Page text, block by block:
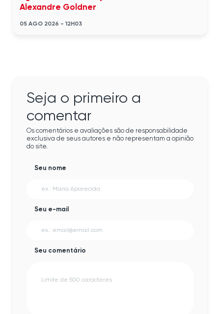
Alexandre Goldner
05 AGO 2026 - 12H03
Seja o primeiro a
comentar
Os comentários e avaliações são de responsabilidade
exclusiva de seus autores e não representam a opinião
do site.
Seu nome
Seu e-mail
Seu comentário